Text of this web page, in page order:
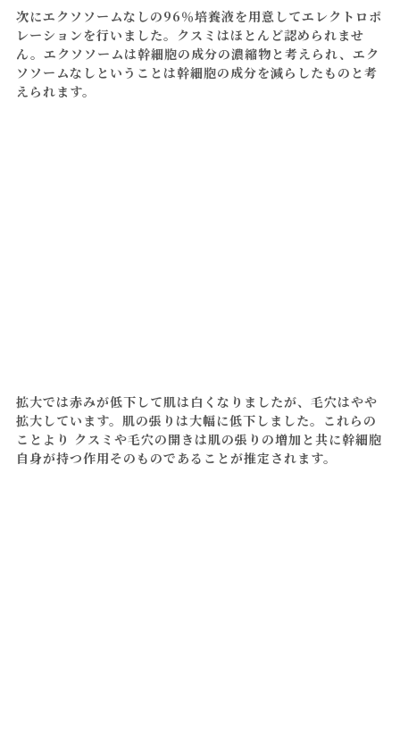
次にエクソソームなしの96％培養液を用意してエレクトロポ
レーションを行いました。クスミはほとんど認められませ
ん。エクソソームは幹細胞の成分の濃縮物と考えられ、エク
ソソームなしということは幹細胞の成分を減らしたものと考
えられます。
拡大では赤みが低下して肌は白くなりましたが、毛穴はやや
拡大しています。肌の張りは大幅に低下しました。これらの
ことより クスミや毛穴の開きは肌の張りの増加と共に幹細胞
自身が持つ作用そのものであることが推定されます。